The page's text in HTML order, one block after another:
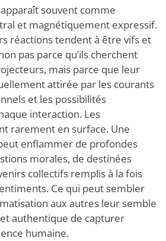
souvent comme
et magnétiquement expressif.
réactions tendent à être vifs et
pas parce qu’ils cherchent
mais parce que leur
attirée par les courants
et les possibilités
interaction. Les
rarement en surface. Une
enflammer de profondes
morales, de destinées
collectifs remplis à la fois
Ce qui peut sembler
aux autres leur semble
authentique de capturer
humaine.